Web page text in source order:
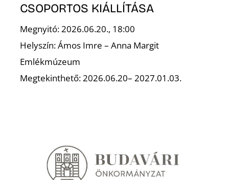
CSOPORTOS KIÁLLÍTÁSA
Megnyitó: 2026.06.20., 18:00
Helyszín: Ámos Imre – Anna Margit
Emlékmúzeum
Megtekinthető: 2026.06.20– 2027.01.03.